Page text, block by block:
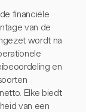
financiële
van de
wordt na
en
Elke biedt
van een